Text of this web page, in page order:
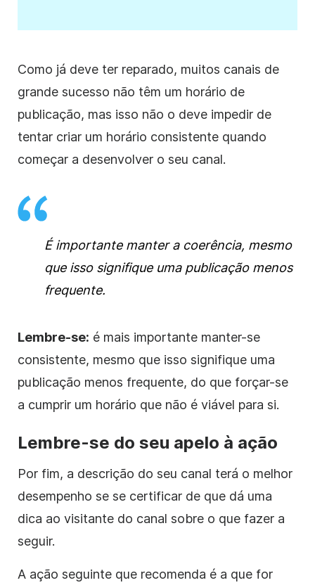
Como já deve ter reparado, muitos canais de
grande sucesso não têm um horário de
publicação, mas isso não o deve impedir de
tentar criar um horário consistente quando
começar a desenvolver o seu canal.
É importante manter a coerência, mesmo
que isso signifique uma publicação menos
frequente.
Lembre-se: é mais importante manter-se
consistente, mesmo que isso signifique uma
publicação menos frequente, do que forçar-se
a cumprir um horário que não é viável para si.
Lembre-se do seu apelo à ação
Por fim, a descrição do seu canal terá o melhor
desempenho se se certificar de que dá uma
dica ao visitante do canal sobre o que fazer a
seguir.
A ação seguinte que recomenda é a que for